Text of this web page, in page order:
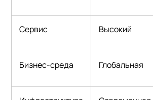
Сервис Высокий
Бизнес-среда Глобальная